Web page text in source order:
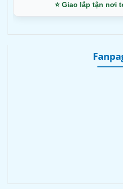
⭐ Giao lắp tận nơi